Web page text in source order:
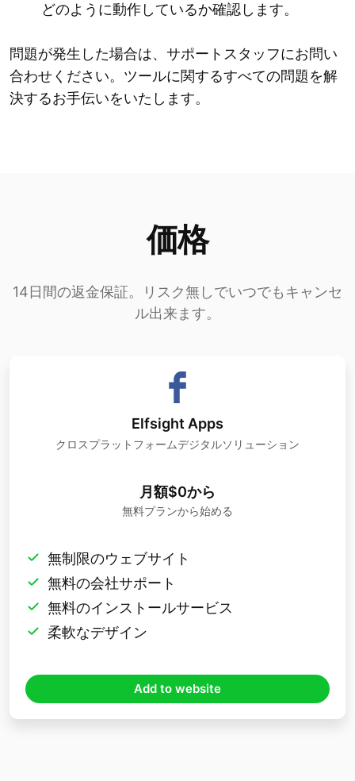
どのように動作しているか確認します。
問題が発生した場合は、サポートスタッフにお問い
合わせください。ツールに関するすべての問題を解
決するお手伝いをいたします。
価格
14日間の返金保証。リスク無しでいつでもキャンセ
ル出来ます。
Elfsight Apps
クロスプラットフォームデジタルソリューション
月額$0から
無料プランから始める
無制限のウェブサイト
無料の会社サポート
無料のインストールサービス
柔軟なデザイン
Add to website